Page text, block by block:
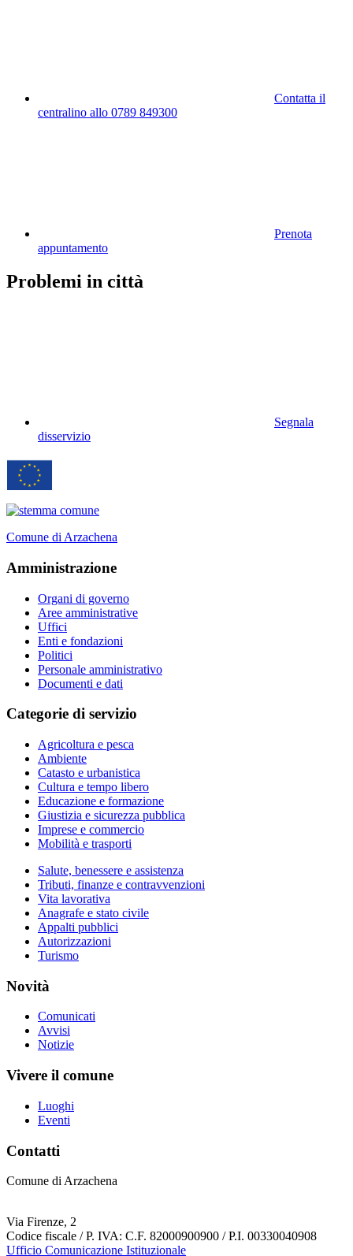
Contatta il
centralino allo 0789 849300
Prenota
appuntamento
Problemi in città
Segnala
disservizio
Comune di Arzachena
Amministrazione
Organi di governo
Aree amministrative
Uffici
Enti e fondazioni
Politici
Personale amministrativo
Documenti e dati
Categorie di servizio
Agricoltura e pesca
Ambiente
Catasto e urbanistica
Cultura e tempo libero
Educazione e formazione
Giustizia e sicurezza pubblica
Imprese e commercio
Mobilità e trasporti
Salute, benessere e assistenza
Tributi, finanze e contravvenzioni
Vita lavorativa
Anagrafe e stato civile
Appalti pubblici
Autorizzazioni
Turismo
Novità
Comunicati
Avvisi
Notizie
Vivere il comune
Luoghi
Eventi
Contatti
Comune di Arzachena
Via Firenze, 2
Codice fiscale / P. IVA: C.F. 82000900900 / P.I. 00330040908
Ufficio Comunicazione Istituzionale